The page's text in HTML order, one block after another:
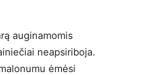
auginamomis
neapsiriboja.
ėmėsi